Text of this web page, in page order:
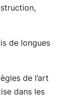
de longues
de l’art
dans les